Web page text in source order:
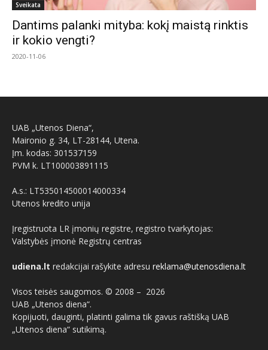
Sveikata
Dantims palanki mityba: kokį maistą rinktis
ir kokio vengti?
2020-11-06
UAB „Utenos Diena“,
Maironio g. 34, LT-28144, Utena.
Įm. kodas: 301537159
PVM k. LT100003891115
A.s.: LT535014500014000334
Utenos kredito unija
Įregistruota LR įmonių registre, registro tvarkytojas:
Valstybės įmonė Registrų centras
udiena.lt redakcijai rašykite adresu reklama@utenosdiena.lt
Visos teisės saugomos. © 2008 – 2026
UAB „Utenos diena“.
Kopijuoti, dauginti, platinti galima tik gavus raštišką UAB
„Utenos diena“ sutikimą.